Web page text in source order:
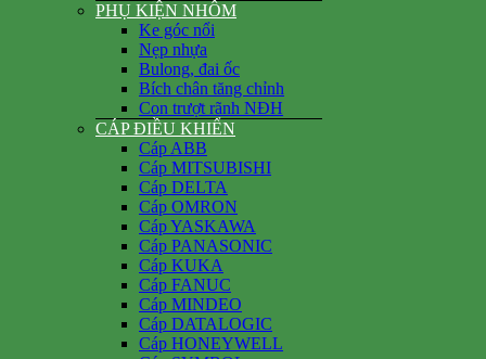
PHỤ KIỆN NHÔM
Ke góc nổi
Nẹp nhựa
Bulong, đai ốc
Bích chân tăng chỉnh
Con trượt rãnh NĐH
CÁP ĐIỀU KHIỂN
Cáp ABB
Cáp MITSUBISHI
Cáp DELTA
Cáp OMRON
Cáp YASKAWA
Cáp PANASONIC
Cáp KUKA
Cáp FANUC
Cáp MINDEO
Cáp DATALOGIC
Cáp HONEYWELL